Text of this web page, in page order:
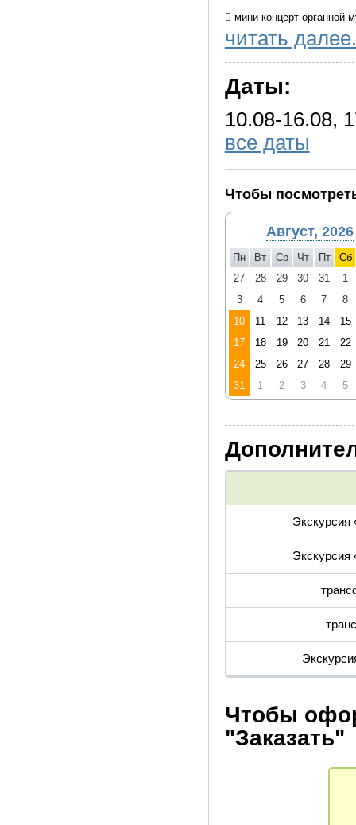
 мини-концерт органной
 экскурсия « О рыцарях
 экскурсия «Кенигсберг
 экскурсия «Легенды
 завтрак в
 трансфер
фирма не несет
оставляет за собой
В день заезда туристы
Сбор группы во 2-й день
В гостиницах «Турист»,
г-це «Калининград» -
читать
Даты:
10.08-16.08,
все даты
Чтобы
Август, 2026
Пн Вт Ср Чт Пт
Сб
27
28 29 30 31
1
3
4 5 6 7
8
10
11 12 13 14
15
17
18 19 20 21
22
24
25 26 27 28
29
31
1 2 3 4 5
Экскурсия
Экскурсия
Чтобы
"Заказать"